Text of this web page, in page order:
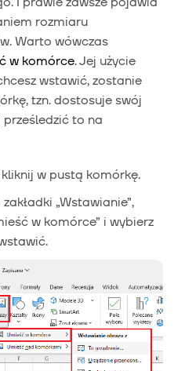
rozmiaru
Warto wówczas
w komórce. Jej użycie
wstawić, zostanie
tzn. dostosuje swój
to na
w pustą komórkę.
„Wstawianie”,
w komórce” i wybierz